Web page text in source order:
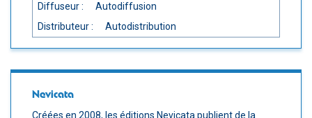
Diffuseur :
Autodiffusion
Distributeur :
Autodistribution
Nevicata
Créées en 2008, les éditions Nevicata publient de la